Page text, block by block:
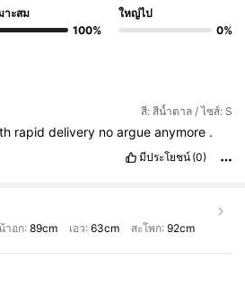
าะสม
100%
ใหญ่ไป
0%
สี: สีน้ำตาล / ไซส์: S
rapiddelivery noargueanymore .
มีประโยชน์ (0)
าอก:89cm เอว: 63cm สะโพก: 92cm